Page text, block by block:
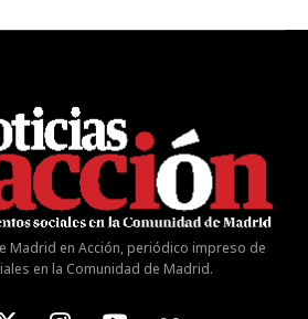
Madrid en Acción, periódico impreso de
en la Comunidad de Madrid.